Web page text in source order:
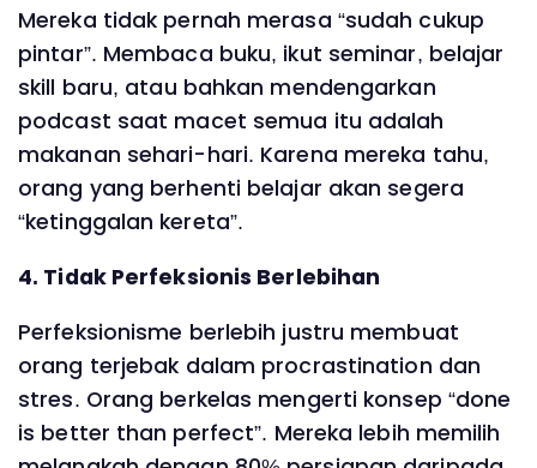
Mereka tidak pernah merasa “sudah cukup
pintar”. Membaca buku, ikut seminar, belajar
skill baru, atau bahkan mendengarkan
podcast saat macet semua itu adalah
makanan sehari-hari. Karena mereka tahu,
orang yang berhenti belajar akan segera
“ketinggalan kereta”.
4. Tidak Perfeksionis Berlebihan
Perfeksionisme berlebih justru membuat
orang terjebak dalam procrastination dan
stres. Orang berkelas mengerti konsep “done
is better than perfect”. Mereka lebih memilih